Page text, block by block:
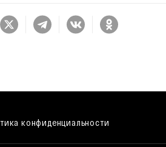
конфиденциальности